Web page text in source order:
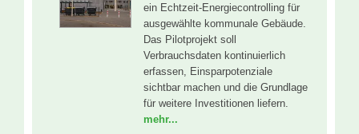
ein Echtzeit-Energiecontrolling für
ausgewählte kommunale Gebäude.
Das Pilotprojekt soll
Verbrauchsdaten kontinuierlich
erfassen, Einsparpotenziale
sichtbar machen und die Grundlage
für weitere Investitionen liefern.
mehr...